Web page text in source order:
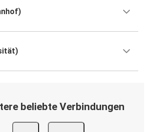
beliebte Verbindungen